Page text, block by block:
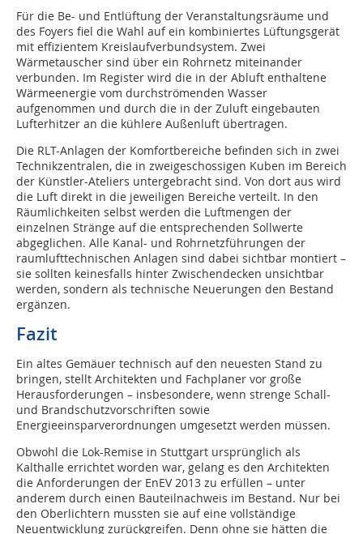
Für die Be- und Entlüftung der Veranstaltungsräume und
des Foyers fiel die Wahl auf ein kombiniertes Lüftungsgerät
mit effizientem Kreislaufverbundsystem. Zwei
Wärmetauscher sind über ein Rohrnetz miteinander
verbunden. Im Register wird die in der Abluft enthaltene
Wärmeenergie vom durchströmenden Wasser
aufgenommen und durch die in der Zuluft eingebauten
Lufterhitzer an die kühlere Außenluft übertragen.
Die RLT-Anlagen der Komfortbereiche befinden sich in zwei
Technikzentralen, die in zweigeschossigen Kuben im Bereich
der Künstler-Ateliers untergebracht sind. Von dort aus wird
die Luft direkt in die jeweiligen Bereiche verteilt. In den
Räumlichkeiten selbst werden die Luftmengen der
einzelnen Stränge auf die entsprechenden Sollwerte
abgeglichen. Alle Kanal- und Rohrnetzführungen der
raumlufttechnischen Anlagen sind dabei sichtbar montiert –
sie sollten keinesfalls hinter Zwischendecken unsichtbar
werden, sondern als technische Neuerungen den Bestand
ergänzen.
Fazit
Ein altes Gemäuer technisch auf den neuesten Stand zu
bringen, stellt Architekten und Fachplaner vor große
Herausforderungen – insbesondere, wenn strenge Schall-
und Brandschutzvorschriften sowie
Energieeinsparverordnungen umgesetzt werden müssen.
Obwohl die Lok-Remise in Stuttgart ursprünglich als
Kalthalle errichtet worden war, gelang es den Architekten
die Anforderungen der EnEV 2013 zu erfüllen – unter
anderem durch einen Bauteilnachweis im Bestand. Nur bei
den Oberlichtern mussten sie auf eine vollständige
Neuentwicklung zurückgreifen. Denn ohne sie hätten die